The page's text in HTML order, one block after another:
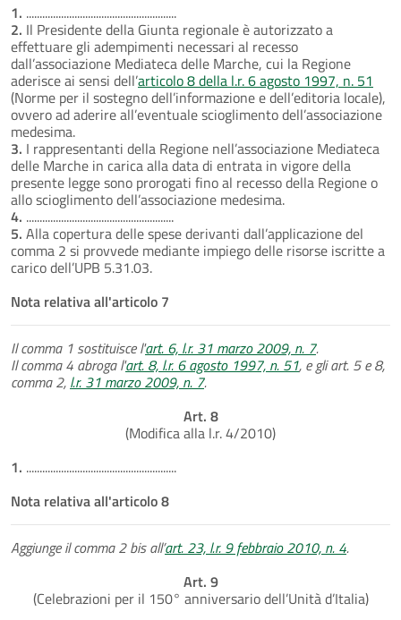
1. ........................................................
2. Il Presidente della Giunta regionale è autorizzato a
effettuare gli adempimenti necessari al recesso
dall’associazione Mediateca delle Marche, cui la Regione
aderisce ai sensi dell’articolo 8 della l.r. 6 agosto 1997, n. 51
(Norme per il sostegno dell’informazione e dell’editoria locale),
ovvero ad aderire all’eventuale scioglimento dell’associazione
medesima.
3. I rappresentanti della Regione nell’associazione Mediateca
delle Marche in carica alla data di entrata in vigore della
presente legge sono prorogati fino al recesso della Regione o
allo scioglimento dell’associazione medesima.
4. .......................................................
5. Alla copertura delle spese derivanti dall’applicazione del
comma 2 si provvede mediante impiego delle risorse iscritte a
carico dell’UPB 5.31.03.
Nota relativa all'articolo 7
Il comma 1 sostituisce l'art. 6, l.r. 31 marzo 2009, n. 7.
Il comma 4 abroga l'art. 8, l.r. 6 agosto 1997, n. 51, e gli art. 5 e 8,
comma 2, l.r. 31 marzo 2009, n. 7.
Art. 8
(Modifica alla l.r. 4/2010)
1. ........................................................
Nota relativa all'articolo 8
Aggiunge il comma 2 bis all’art. 23, l.r. 9 febbraio 2010, n. 4.
Art. 9
(Celebrazioni per il 150° anniversario dell’Unità d’Italia)